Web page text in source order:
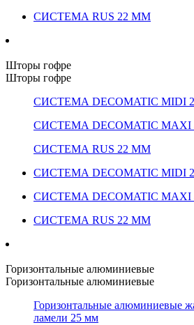
СИСТЕМА RUS 22 ММ
Шторы гофре
Шторы гофре
СИСТЕМА DECOMATIC MIDI
СИСТЕМА DECOMATIC
СИСТЕМА RUS 22 ММ
СИСТЕМА DECOMATIC MIDI
СИСТЕМА DECOMATIC
СИСТЕМА RUS 22 ММ
Горизонтальные алюминиевые
Горизонтальные алюминиевые
Горизонтальные алюминиевые
ламели 25 мм